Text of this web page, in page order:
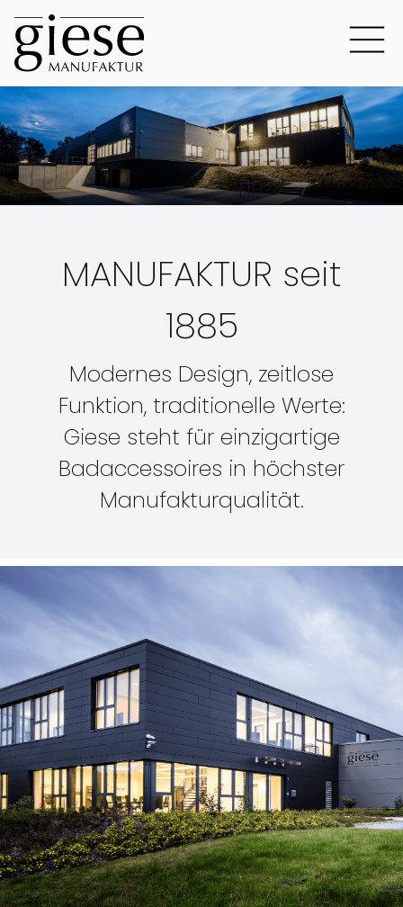
MANUFAKTUR seit
1885
Modernes Design, zeitlose
Funktion, traditionelle Werte:
Giese steht für einzigartige
Badaccessoires in höchster
Manufakturqualität.